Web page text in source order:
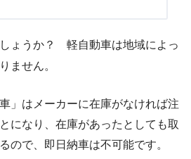
ょうか？ 軽自動車は地域によっ
ません。
」はメーカーに在庫がなければ注
になり、在庫があったとしても取
ので、即日納車は不可能です。